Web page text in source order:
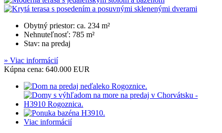
Obytný priestor: ca. 234 m²
Nehnuteľnosť: 785 m²
Stav: na predaj
» Viac informácií
Kúpna cena: 640.000 EUR
Viac informácií